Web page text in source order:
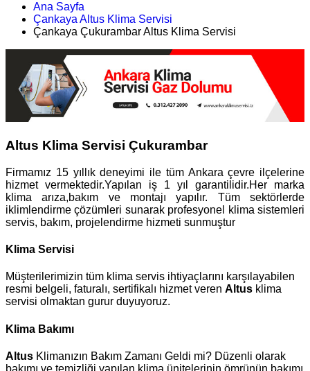
Ana Sayfa
Çankaya Altus Klima Servisi
Çankaya Çukurambar Altus Klima Servisi
Altus Klima Servisi Çukurambar
Firmamız 15 yıllık deneyimi ile tüm Ankara çevre ilçelerine
hizmet vermektedir.Yapılan iş 1 yıl garantilidir.Her marka
klima arıza,bakım ve montajı yapılır. Tüm sektörlerde
iklimlendirme çözümleri sunarak profesyonel klima sistemleri
servis, bakım, projelendirme hizmeti sunmuştur
Klima Servisi
Müşterilerimizin tüm klima servis ihtiyaçlarını karşılayabilen
resmi belgeli, faturalı, sertifikalı hizmet veren Altus klima
servisi olmaktan gurur duyuyoruz.
Klima Bakımı
Altus Klimanızın Bakım Zamanı Geldi mi? Düzenli olarak
bakımı ve temizliği yapılan klima ünitelerinin ömrünün bakımı